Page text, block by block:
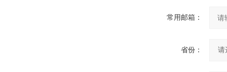
常用邮箱：
省份：